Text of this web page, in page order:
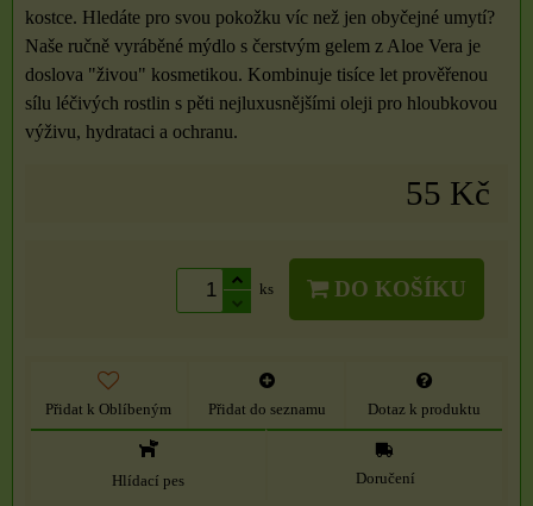
kostce. Hledáte pro svou pokožku víc než jen obyčejné umytí?
Naše ručně vyráběné mýdlo s čerstvým gelem z Aloe Vera je
doslova "živou" kosmetikou. Kombinuje tisíce let prověřenou
sílu léčivých rostlin s pěti nejluxusnějšími oleji pro hloubkovou
výživu, hydrataci a ochranu.
55 Kč
ks DO KOŠÍKU
Přidat k Oblíbeným Přidat do seznamu Dotaz k produktu
Hlídací pes Doručení